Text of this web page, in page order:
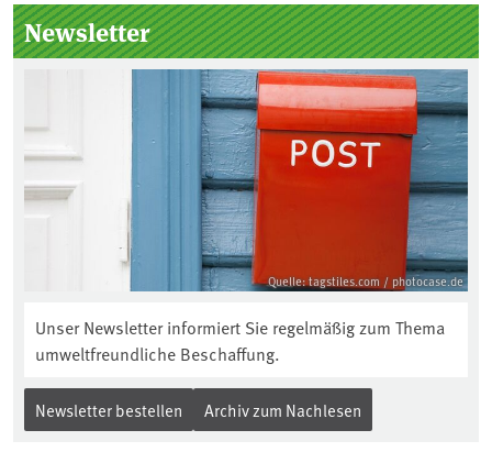
Newsletter
Quelle: tagstiles.com / photocase.de
Unser Newsletter informiert Sie regelmäßig zum Thema
umweltfreundliche Beschaffung.
Newsletter bestellen Archiv zum Nachlesen